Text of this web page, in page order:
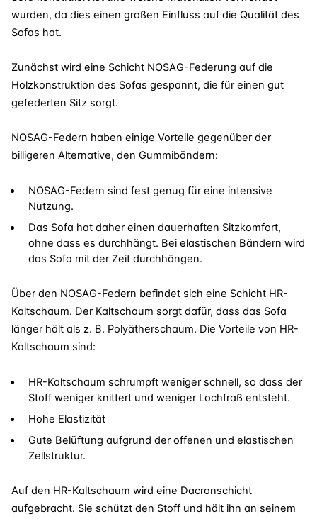
wurden, da dies einen großen Einfluss auf die Qualität des
Sofas hat.
Zunächst wird eine Schicht NOSAG-Federung auf die
Holzkonstruktion des Sofas gespannt, die für einen gut
gefederten Sitz sorgt.
NOSAG-Federn haben einige Vorteile gegenüber der
billigeren Alternative, den Gummibändern:
NOSAG-Federn sind fest genug für eine intensive
Nutzung.
Das Sofa hat daher einen dauerhaften Sitzkomfort,
ohne dass es durchhängt. Bei elastischen Bändern wird
das Sofa mit der Zeit durchhängen.
Über den NOSAG-Federn befindet sich eine Schicht HR-
Kaltschaum. Der Kaltschaum sorgt dafür, dass das Sofa
länger hält als z. B. Polyätherschaum. Die Vorteile von HR-
Kaltschaum sind:
HR-Kaltschaum schrumpft weniger schnell, so dass der
Stoff weniger knittert und weniger Lochfraß entsteht.
Hohe Elastizität
Gute Belüftung aufgrund der offenen und elastischen
Zellstruktur.
Auf den HR-Kaltschaum wird eine Dacronschicht
aufgebracht. Sie schützt den Stoff und hält ihn an seinem